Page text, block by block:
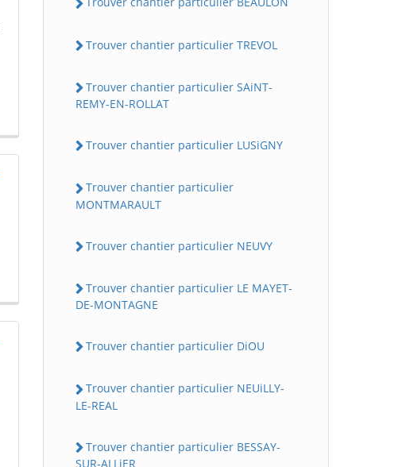
Trouver chantier particulier TREVOL
Trouver chantier particulier SAiNT-
REMY-EN-ROLLAT
Trouver chantier particulier LUSiGNY
Trouver chantier particulier
MONTMARAULT
Trouver chantier particulier NEUVY
Trouver chantier particulier LE MAYET-
DE-MONTAGNE
Trouver chantier particulier DiOU
Trouver chantier particulier NEUiLLY-
LE-REAL
Trouver chantier particulier BESSAY-
SUR-ALLiER